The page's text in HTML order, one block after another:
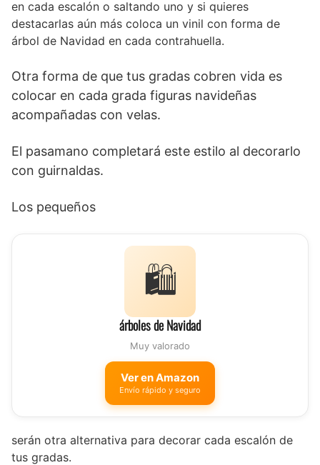
en cada escalón o saltando uno y si quieres
destacarlas aún más coloca un vinil con forma de
árbol de Navidad en cada contrahuella.
Otra forma de que tus gradas cobren vida es
colocar en cada grada figuras navideñas
acompañadas con velas.
El pasamano completará este estilo al decorarlo
con guirnaldas.
Los pequeños
🛍️
árboles de Navidad
Muy valorado
Ver en Amazon
Envío rápido y seguro
serán otra alternativa para decorar cada escalón de
tus gradas.